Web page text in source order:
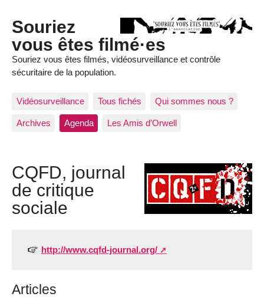
Souriez
vous êtes filmé·es
Souriez vous êtes filmés, vidéosurveillance et contrôle
sécuritaire de la population.
Vidéosurveillance Tous fichés Qui sommes nous ?
Archives Agenda Les Amis d’Orwell
CQFD, journal
de critique
sociale
http://www.cqfd-journal.org/
Articles